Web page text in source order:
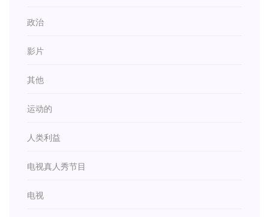
政治
影片
其他
运动的
人类利益
电视真人秀节目
电视